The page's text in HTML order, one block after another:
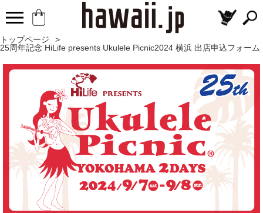
トップページ
>
25周年記念 HiLife presents Ukulele Picnic2024 横浜 出店申込フォーム